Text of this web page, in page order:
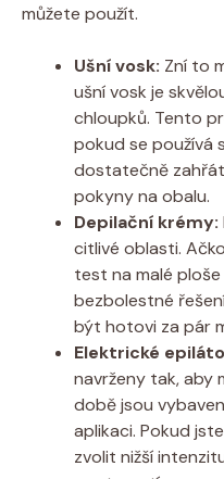
můžete použít.
Ušní vosk: Zní to
ušní vosk je
chloupků. Tento
pokud se používá
dostatečně
pokyny na obalu.
Depilační krémy:
citlivé oblasti.
test na malé
bezbolestné
být hotovi za pár
Elektrické
navrženy tak, aby
době jsou
aplikaci. Pokud
zvolit nižší